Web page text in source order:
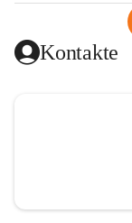
Kontakte